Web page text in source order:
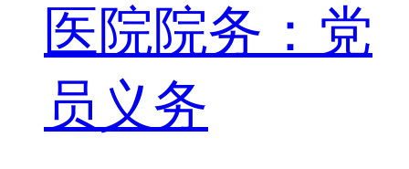
医院院务：党
员义务